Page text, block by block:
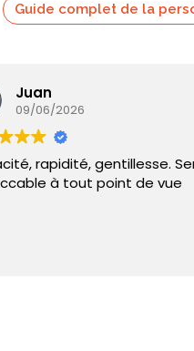
Guide complet de la
Juan
09/06/2026
rapidité, gentillesse.
à tout point de vue